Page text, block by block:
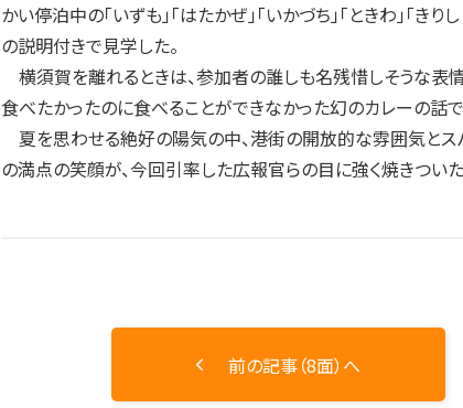
かい停泊中の「いずも」「はたかぜ」「いかづち」「ときわ」「
の説明付きで見学した。
横須賀を離れるときは、参加者の誰しも名残惜しそうな表
食べたかったのに食べることができなかった幻のカレーの話
夏を思わせる絶好の陽気の中、港街の開放的な雰囲気と
の満点の笑顔が、今回引率した広報官らの目に強く焼きついた
前の記事（8面）へ